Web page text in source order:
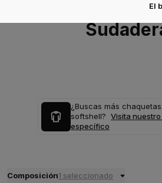
El
¿Buscas más
softshell? Visita
específico
Composición1 seleccionado